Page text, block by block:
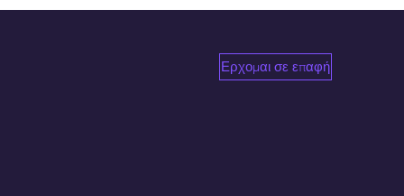
Ερχομαι σε επαφή